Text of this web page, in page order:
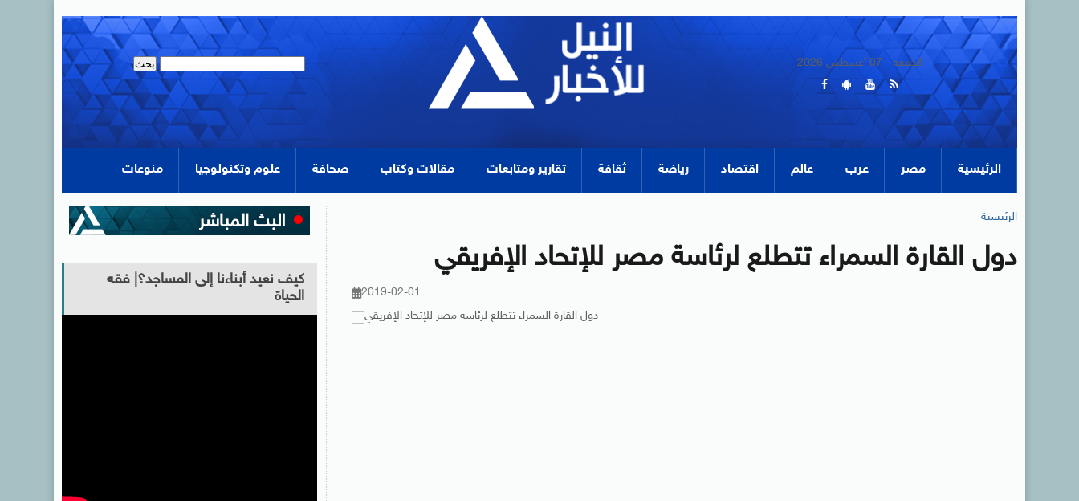
الجمعة - 07 أغسطس 2026
الرئيسية مصر عرب عالم اقتصاد رياضة ثقافة تقارير ومتابعات مقالات وكتاب صحافة علوم وتكنولوجيا منوعات
الرئيسية
دول القارة السمراء تتطلع لرئاسة مصر للإتحاد الإفريقي
2019-02-01
كيف نعيد أبناءنا إلى المساجد؟| فقه
الحياة